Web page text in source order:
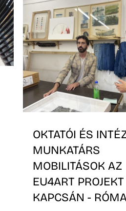
OKTATÓI ÉS
MUNKATÁRS
MOBILITÁSOK AZ
EU4ART PROJEKT
KAPCSÁN -